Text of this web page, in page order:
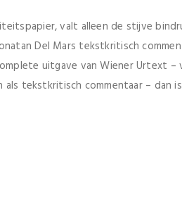
valt alleen de stijve
Del Mars tekstkritisch
uitgave van Wiener Urtext –
tekstkritisch commentaar – dan